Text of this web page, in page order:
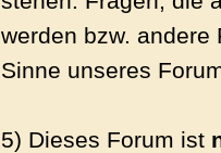
werden bzw.
Sinne unseres
5) Dieses Forum ist